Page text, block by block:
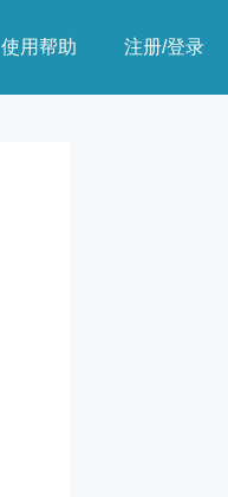
使用帮助 注册/登录